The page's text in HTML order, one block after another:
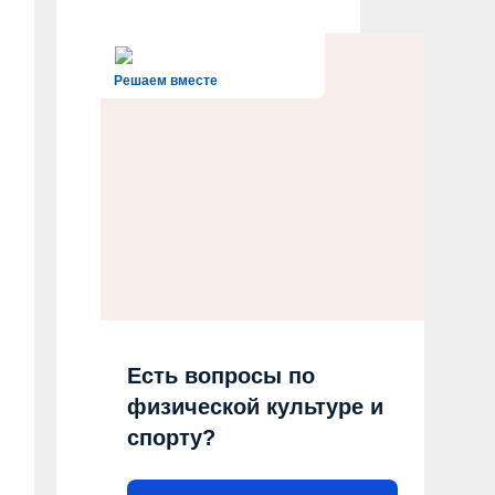
Решаем вместе
Есть вопросы по
физической культуре и
спорту?